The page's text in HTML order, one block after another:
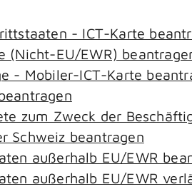
- ICT-Karte
(Nicht-EU/EWR)
- Mobiler-ICT-Karte
zum Zweck der
Schweiz beantragen
außerhalb EU/EWR
außerhalb EU/EWR